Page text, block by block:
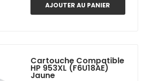
AJOUTER AU PANIER
Cartouche Compatible
HP 953XL (F6U18AE)
Jaune